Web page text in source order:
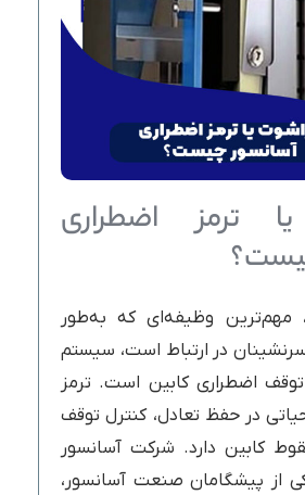
ترمز اضطراری
مهم‌ترین وظیفه‌ای که به‌طور
در ارتباط است، سیستم
اضطراری کابین است. ترمز
در حفظ تعادل، کنترل توقف
کابین دارد. شرکت آسانسور
از پیشگامان صنعت آسانسور،